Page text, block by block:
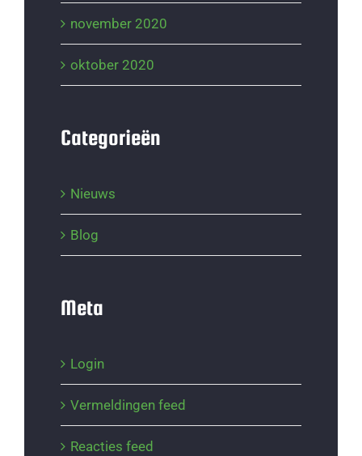
november 2020
oktober 2020
Categorieën
Nieuws
Blog
Meta
Login
Vermeldingen feed
Reacties feed